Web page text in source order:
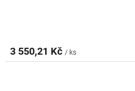
3 550,21 Kč / ks